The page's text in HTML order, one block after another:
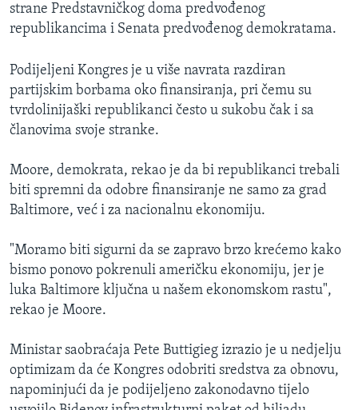
strane Predstavničkog doma predvođenog
republikancima i Senata predvođenog demokratama.
Podijeljeni Kongres je u više navrata razdiran
partijskim borbama oko finansiranja, pri čemu su
tvrdolinijaški republikanci često u sukobu čak i sa
članovima svoje stranke.
Moore, demokrata, rekao je da bi republikanci trebali
biti spremni da odobre finansiranje ne samo za grad
Baltimore, već i za nacionalnu ekonomiju.
"Moramo biti sigurni da se zapravo brzo krećemo kako
bismo ponovo pokrenuli američku ekonomiju, jer je
luka Baltimore ključna u našem ekonomskom rastu",
rekao je Moore.
Ministar saobraćaja Pete Buttigieg izrazio je u nedjelju
optimizam da će Kongres odobriti sredstva za obnovu,
napominjući da je podijeljeno zakonodavno tijelo